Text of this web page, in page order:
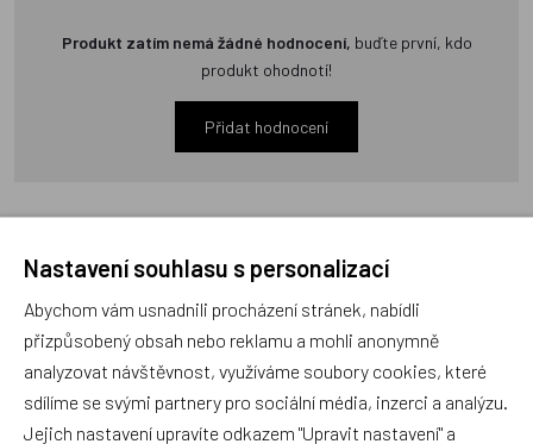
Produkt zatím nemá žádné hodnocení, buďte první, kdo
produkt ohodnotí!
Přidat hodnocení
Zboží se stejným motivem
Klobouk Boba a Bobka
15cm
MÚ Brno, Králík Bobek 17
cm, plyšový přívěsek na
kroužku
Nastavení souhlasu s personalizací
Abychom vám usnadnili procházení stránek, nabídli
přizpůsobený obsah nebo reklamu a mohli anonymně
analyzovat návštěvnost, využíváme soubory cookies, které
sdílíme se svými partnery pro sociální média, inzerci a analýzu.
Jejich nastavení upravíte odkazem "Upravit nastavení" a